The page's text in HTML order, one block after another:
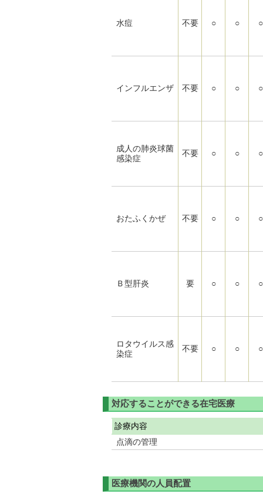
水痘 不要 ○ ○ ○
インフルエンザ 不要 ○ ○ ○
成人の肺炎球菌
感染症
不要 ○ ○ ○
おたふくかぜ 不要 ○ ○ ○
Ｂ型肝炎 要 ○ ○ ○
ロタウイルス感
染症
不要 ○ ○ ○
対応することができる在宅医療
診療内容
点滴の管理
医療機関の人員配置